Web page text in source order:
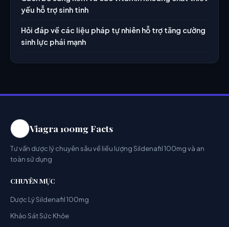
yếu hỗ trợ sinh tinh
Hỏi đáp về các liệu pháp tự nhiên hỗ trợ tăng cường
sinh lực phái mạnh
Viagra 100mg Facts
Tư vấn dược lý chuyên sâu về liều lượng Sildenafil 100mg và an
toàn sử dụng
CHUYÊN MỤC
Dược Lý Sildenafil 100mg
Khảo Sát Sức Khỏe